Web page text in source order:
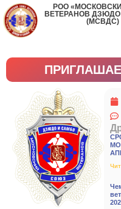
РОО
ВЕТЕРАНОВ
(МСВДС)